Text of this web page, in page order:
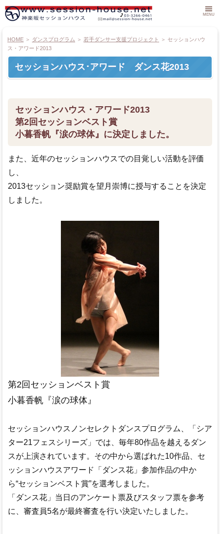
MENU
HOME
オンラインストア
ダンスクラス
こどもバレエ
ダンサー募集＆ダンス作品募集
ダンスワークショップ
セッションハウスとは
レジデンスカンパニー マドモアゼル・シネマ
リンゴ企画実行委員会
お問い合わせ
HOME ＞ ダンスプログラム ＞ 若手ダンサー支援プロジェクト ＞ セッションハウ
ス・アワード2013
セッションハウス･アワード ダンス花2013
セッションハウス・アワード2013
第2回セッションベスト賞
小暮香帆『涙の球体』に決定しました。
また、近年のセッションハウスでの目覚しい活動を評価
し、
2013セッション奨励賞を望月崇博に授与することを決定
しました。
第2回セッションベスト賞
小暮香帆『涙の球体』
セッションハウスノンセレクトダンスプログラム、「シア
ター21フェスシリーズ」では、毎年80作品を越えるダン
スが上演されています。その中から選ばれた10作品、セ
ッションハウスアワード「ダンス花」参加作品の中か
ら“セッションベスト賞”を選考しました。
「ダンス花」当日のアンケート票及びスタッフ票を参考
に、審査員5名が最終審査を行い決定いたしました。